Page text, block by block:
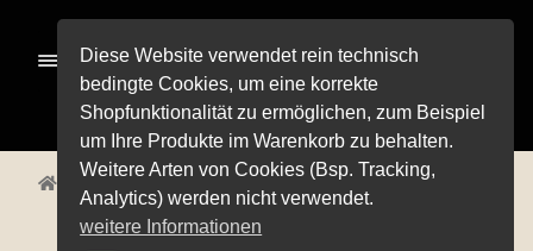
Navigation
springen
Inhalt
springen
Menü
Alle Pro­duk­te
Pre­mi­um-Wei­ne
Rot­wei­ne
Start Alle Produkte Sekt und Secco Cuvée Sekt
Diese Website verwendet rein technisch
bedingte Cookies, um eine korrekte
Shopfunktionalität zu ermöglichen, zum Beispiel
um Ihre Produkte im Warenkorb zu behalten.
Weitere Arten von Cookies (Bsp. Tracking,
Analytics) werden nicht verwendet.
weitere Informationen